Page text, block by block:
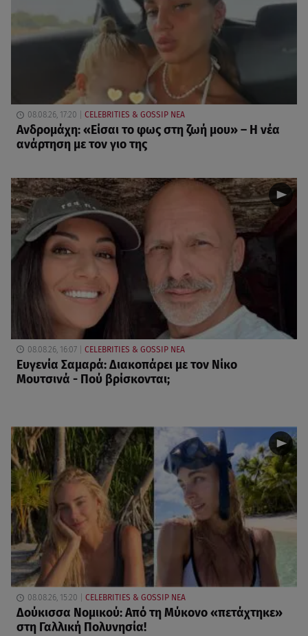
08.08.26, 17:20 CELEBRITIES & GOSSIP ΝΕΑ
Ανδρομάχη: «Είσαι το φως στη ζωή μου» – Η νέα
ανάρτηση με τον γιο της
08.08.26, 16:07 CELEBRITIES & GOSSIP ΝΕΑ
Ευγενία Σαμαρά: Διακοπάρει με τον Νίκο
Μουτσινά - Πού βρίσκονται;
08.08.26, 15:20 CELEBRITIES & GOSSIP ΝΕΑ
Δούκισσα Νομικού: Από τη Μύκονο «πετάχτηκε»
στη Γαλλική Πολυνησία!